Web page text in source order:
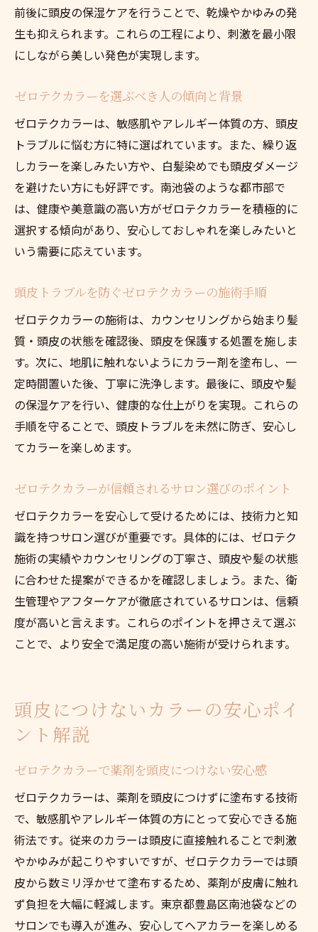
白髪染めに適したゼロテクカラーの活用法
ゼロテクカラーで白髪染めも安心して楽し
む方法
ント
ゼロテクカラーの白髪染め効果とメリット
解説
頭皮につけない白髪染めのゼロテクカラー
活用
ゼロテクカラーで美しい白髪染めを実現す
るコツ
敏感肌も満足できるゼロテクカラー白髪ケ
ゼロテクカラーのデメリットと注意すべき
ゼロテクカラー施術時に気になる課題につ
いて
ゼロテクカラーの課題と向き合うための工
夫
説
デメリット克服のためにできるゼロテクカ
ラー対策
ゼロテクカラーの選択で後悔しないための
情報
頭皮ケア重視の方におすすめの施術方法
頭皮ケアを重視したゼロテクカラー施術の
流れ
頭皮ケアとゼロテクカラーの相乗効果を解
説
敏感肌のためのゼロテクカラー施術アドバ
イス
ゼロテクカラーで頭皮ケア意識を高める方
法
ゼロテクカラー施術後の頭皮ケアポイント
ゼロテクカラーの技術力がもたらす快適さ
ゼロテクカラーの高度な技術力と快適な施
術
ゼロテクカラーの技術差が仕上がりにもた
前後に頭皮の保湿ケアを行うことで、乾燥やかゆみの発
生も抑えられます。これらの工程により、刺激を最小限
にしながら美しい発色が実現します。
ゼロテクカラーを選ぶべき人の傾向と背景
ゼロテクカラーは、敏感肌やアレルギー体質の方、頭皮
トラブルに悩む方に特に選ばれています。また、繰り返
しカラーを楽しみたい方や、白髪染めでも頭皮ダメージ
を避けたい方にも好評です。南池袋のような都市部で
は、健康や美意識の高い方がゼロテクカラーを積極的に
選択する傾向があり、安心しておしゃれを楽しみたいと
いう需要に応えています。
頭皮トラブルを防ぐゼロテクカラーの施術手順
ゼロテクカラーの施術は、カウンセリングから始まり髪
質・頭皮の状態を確認後、頭皮を保護する処置を施しま
す。次に、地肌に触れないようにカラー剤を塗布し、一
定時間置いた後、丁寧に洗浄します。最後に、頭皮や髪
の保湿ケアを行い、健康的な仕上がりを実現。これらの
手順を守ることで、頭皮トラブルを未然に防ぎ、安心し
てカラーを楽しめます。
ゼロテクカラーが信頼されるサロン選びのポイント
ゼロテクカラーを安心して受けるためには、技術力と知
識を持つサロン選びが重要です。具体的には、ゼロテク
施術の実績やカウンセリングの丁寧さ、頭皮や髪の状態
に合わせた提案ができるかを確認しましょう。また、衛
生管理やアフターケアが徹底されているサロンは、信頼
度が高いと言えます。これらのポイントを押さえて選ぶ
ことで、より安全で満足度の高い施術が受けられます。
頭皮につけないカラーの安心ポイ
ント解説
ゼロテクカラーで薬剤を頭皮につけない安心感
ゼロテクカラーは、薬剤を頭皮につけずに塗布する技術
で、敏感肌やアレルギー体質の方にとって安心できる施
術法です。従来のカラーは頭皮に直接触れることで刺激
やかゆみが起こりやすいですが、ゼロテクカラーでは頭
皮から数ミリ浮かせて塗布するため、薬剤が皮膚に触れ
ず負担を大幅に軽減します。東京都豊島区南池袋などの
サロンでも導入が進み、安心してヘアカラーを楽しめる